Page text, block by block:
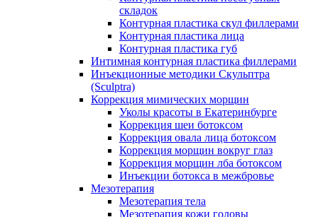
складок
Контурная пластика скул филлерами
Контурная пластика лица
Контурная пластика губ
Интимная контурная пластика филлерами
Инъекционные методики Скульптра
(Sculptra)
Коррекция мимических морщин
Уколы красоты в Екатеринбурге
Коррекция шеи ботоксом
Коррекция овала лица ботоксом
Коррекция морщин вокруг глаз
Коррекция морщин лба ботоксом
Инъекции ботокса в межбровье
Мезотерапия
Мезотерапия тела
Мезотерапия кожи головы